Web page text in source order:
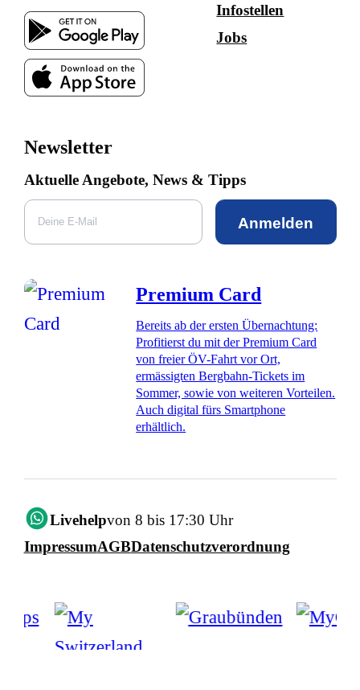
Infostellen
Jobs
Newsletter
Aktuelle Angebote, News & Tipps
Anmelden
Premium Card
Bereits ab der ersten Übernachtung:
Profitierst du mit der Premium Card
von freier ÖV-Fahrt vor Ort,
ermässigten Bergbahn-Tickets im
Sommer, sowie von weiteren Vorteilen.
Auch digital fürs Smartphone
erhältlich.
Livehelpvon 8 bis 17:30 Uhr
ImpressumAGBDatenschutzverordnung